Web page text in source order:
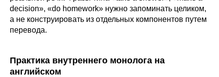
decision», «do homework» нужно запоминать целиком,
а не конструировать из отдельных компонентов путем
перевода.
Практика внутреннего монолога на
английском